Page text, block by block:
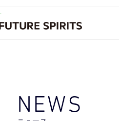
NEWS